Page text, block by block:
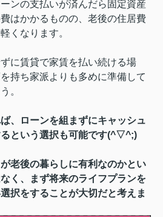
ンの支払いが済んだら固定資産
はかかるものの、老後の住居費
くなります。
に賃貸で家賃を払い続ける場
持ち家派よりも多めに準備して
。
、ローンを組まずにキャッシュ
という選択も可能です(^▽^;)
老後の暮らしに有利なのかとい
く、まず将来のライフプランを
択をすることが大切だと考えま